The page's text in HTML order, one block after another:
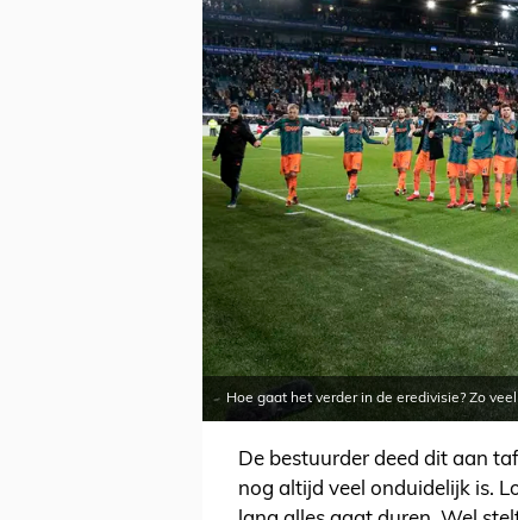
Hoe gaat het verder in de eredivisie? Zo
De bestuurder deed dit aan
nog altijd veel onduidelijk is.